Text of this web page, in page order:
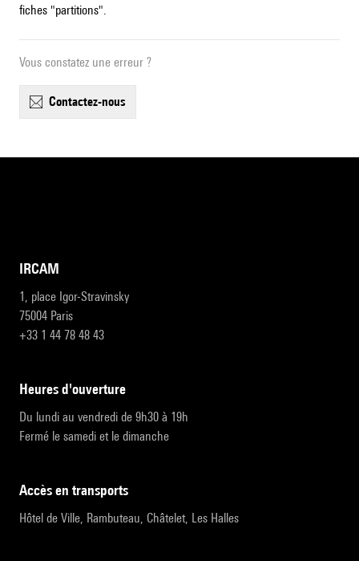
fiches "partitions".
Vous constatez une erreur ?
contactez-nous
IRCAM
1, place Igor-Stravinsky
75004 Paris
+33 1 44 78 48 43
heures d'ouverture
Du lundi au vendredi de 9h30 à 19h
Fermé le samedi et le dimanche
accès en transports
Hôtel de Ville, Rambuteau, Châtelet, Les Halles